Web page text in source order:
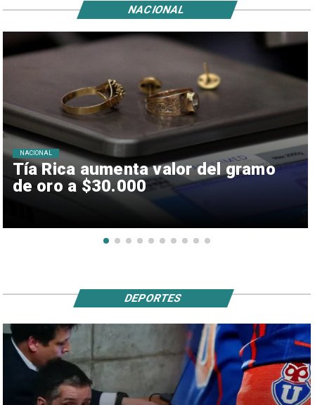
Tía Rica aumenta valor del gramo
de oro a $30.000
NACIONAL
NACIONAL
DEPORTES